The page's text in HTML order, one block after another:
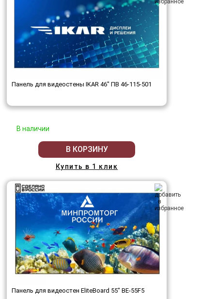
Панель для видеостены IKAR 46" ПВ 46-115-501
В наличии
В КОРЗИНУ
Купить в 1 клик
Панель для видеостен EliteBoard 55" BE-55F5